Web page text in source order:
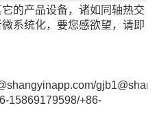
的产品设备，诸如同轴热交
系统化，要您感欲望，请即
15869179598/+86-